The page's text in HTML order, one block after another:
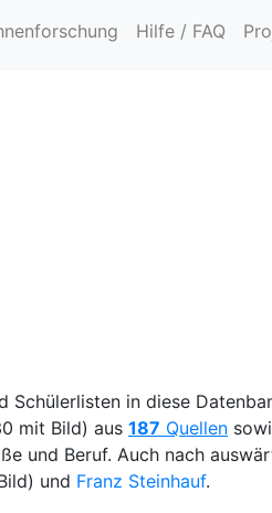
Hilfe / FAQ
Schülerlisten in diese
mit Bild) aus 187 Quellen
und Beruf. Auch nach
und Franz Steinhauf.